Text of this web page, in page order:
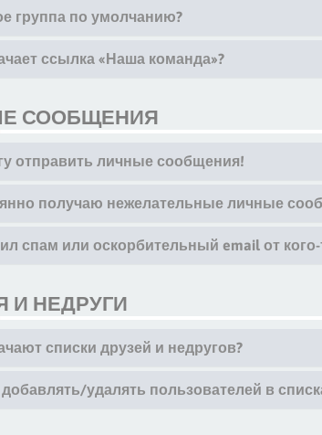
группа по умолчанию?
ссылка «Наша команда»?
СООБЩЕНИЯ
отправить личные сообщения!
получаю нежелательные личные
спам или оскорбительный email от
И НЕДРУГИ
списки друзей и недругов?
удалять пользователей в